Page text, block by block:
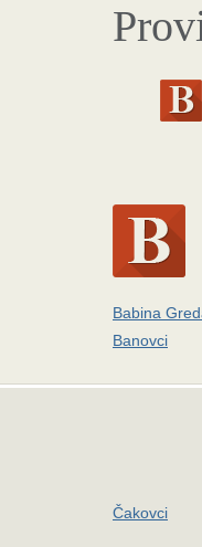
Babina
Banovci
Čakovci